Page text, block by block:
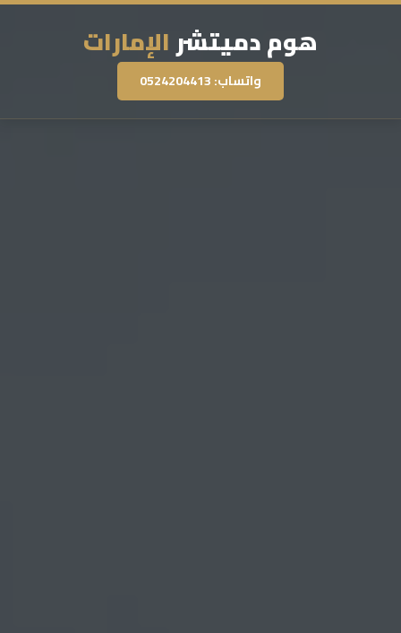
هوم دميتشرالإمارات
واتساب: 0524204413